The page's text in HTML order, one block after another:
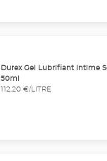
Durex Gel Lubrifiant Intime
50ml
112,20 €/LITRE